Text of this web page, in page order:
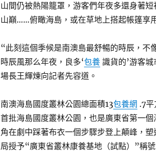
山間仍被熱陽籠罩，游客們年夜多還身著
山巔……俯瞰海島，或在草地上搭起帳篷享
“此刻這個季候是南澳島最舒暢的時辰，不
時辰風那么年夜，良多‘包養識貨的’游客
場長王輝煉向記者先容道。
南澳海島國度叢林公園總面積13包養網 .7
首批海島國度叢林公園，也是廣東省第一
角在劇中踩著布衣一個步驟步登上顛峰，
局授予“廣東省叢林康養基地（試點）”稱號